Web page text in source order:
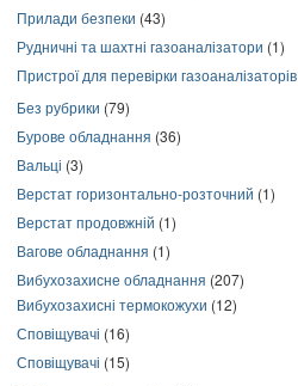
Прилади безпеки (43)
Рудничні та шахтні газоаналізатори (1)
Пристрої для перевірки газоаналізаторів
Без рубрики (79)
Бурове обладнання (36)
Вальці (3)
Верстат горизонтально-розточний (1)
Верстат продовжній (1)
Вагове обладнання (1)
Вибухозахисне обладнання (207)
Вибухозахисні термокожухи (12)
Сповіщувачі (16)
Сповіщувачі (15)